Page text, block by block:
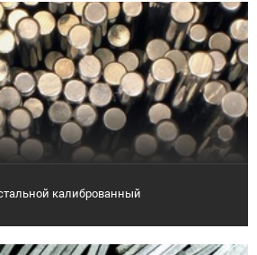
калиброванный